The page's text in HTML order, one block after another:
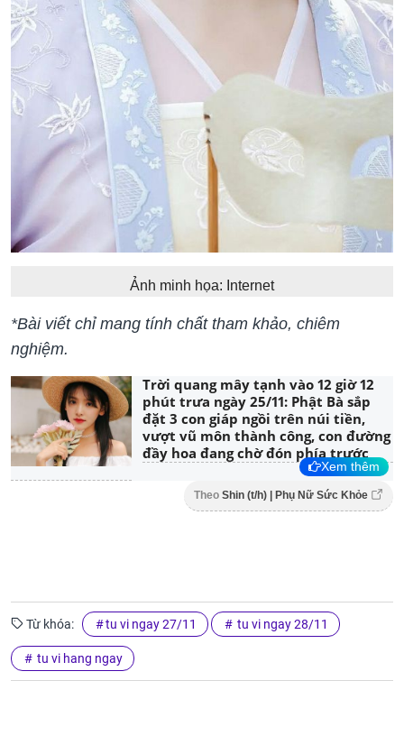
Ảnh minh họa: Internet
*Bài viết chỉ mang tính chất tham khảo, chiêm
nghiệm.
Trời quang mây tạnh vào 12 giờ 12
phút trưa ngày 25/11: Phật Bà sắp
đặt 3 con giáp ngồi trên núi tiền,
vượt vũ môn thành công, con đường
đầy hoa đang chờ đón phía trước
Xem thêm
Theo Shin (t/h) | Phụ Nữ Sức Khỏe
Từ khóa: tu vi ngay 27/11 tu vi ngay 28/11
tu vi hang ngay